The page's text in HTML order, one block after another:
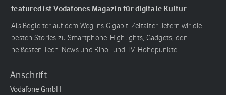
featured ist Vodafones Magazin für digitale Kultur
Als Begleiter auf dem Weg ins Gigabit-Zeitalter liefern wir die
besten Stories zu Smartphone-Highlights, Gadgets, den
heißesten Tech-News und Kino- und TV-Höhepunkte.
Anschrift
Vodafone GmbH